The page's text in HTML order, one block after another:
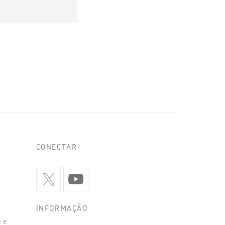
e
CONECTAR
INFORMAÇÃO